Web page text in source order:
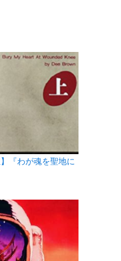
『わが魂を聖地に